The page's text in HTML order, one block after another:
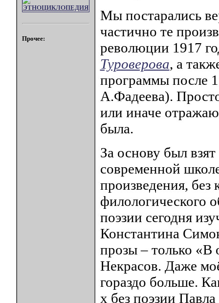
Прочее:
Мы постарались
частично те
революции 1917
Туроверова, а
программы после
А.Фадеева).
или иначе
была.
За основу был
современной
произведения,
филологического
поэзии сегодня
Константина
прозы – только «В
Некрасов. Даже
гораздо больше.
х без поэзии